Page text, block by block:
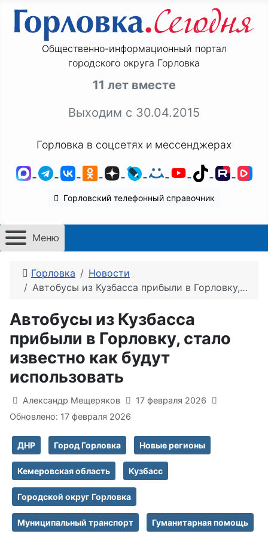
Общественно-информационный портал
городского округа Горловка
11 лет вместе
Выходим с 30.04.2015
Горловка в соцсетях и мессенджерах
MAXTelegram
ВКонтакте
Одноклассники
ДзенLiveJournal
Мой Мир
YouTube
TikTok
Горловский телефонный справочник
Меню
Горловка
Новости
Автобусы из Кузбасса прибыли в Горловку, стало известно как будут использовать
Автобусы из Кузбасса
прибыли в Горловку, стало
известно как будут
использовать
Информация о материале
Александр Мещеряков
17 февраля 2026
Обновлено: 17 февраля 2026
ДНР Город Горловка Новые регионы
Кемеровская область Кузбасс
Городской округ Горловка
Муниципальный транспорт Гуманитарная помощь